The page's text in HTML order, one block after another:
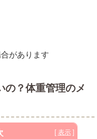
があります
の？体重管理のメ